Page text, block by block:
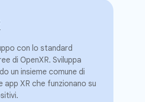
con lo standard
di OpenXR. Sviluppa
un insieme comune di
app XR che funzionano su